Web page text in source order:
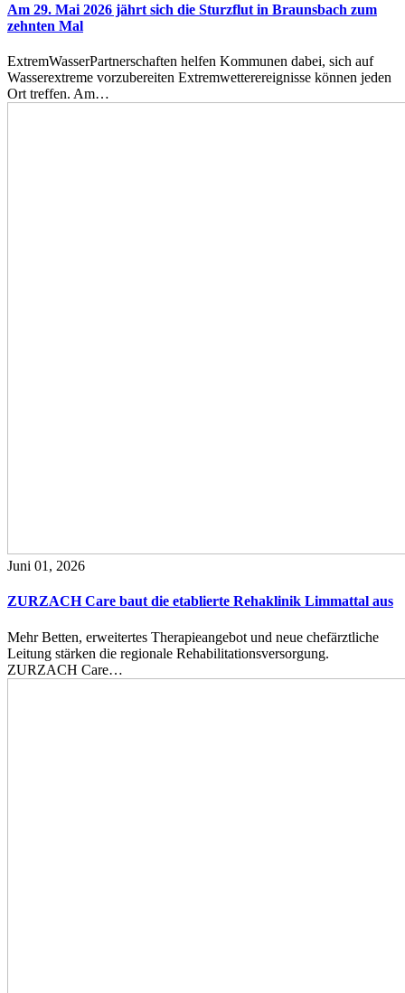
Am 29. Mai 2026 jährt sich die Sturzflut in Braunsbach zum
zehnten Mal
ExtremWasserPartnerschaften helfen Kommunen dabei, sich auf
Wasserextreme vorzubereiten Extremwetterereignisse können jeden
Ort treffen. Am…
Juni 01, 2026
ZURZACH Care baut die etablierte Rehaklinik Limmattal aus
Mehr Betten, erweitertes Therapieangebot und neue chefärztliche
Leitung stärken die regionale Rehabilitationsversorgung.
ZURZACH Care…